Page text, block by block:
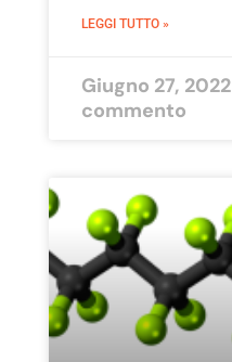
LEGGI TUTTO »
Giugno 27, 2022
commento